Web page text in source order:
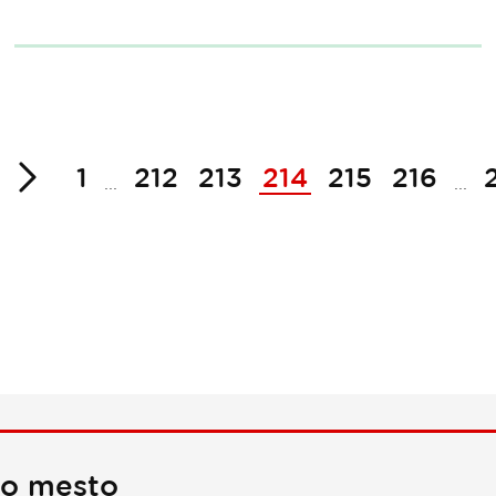
Naprej
1 212 213 214 215 216
mesto